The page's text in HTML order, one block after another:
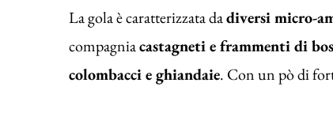
La gola è caratterizzata dadiversi micro-
compagniacastagneti e frammenti di
colombacci e ghiandaie. Con un pò di